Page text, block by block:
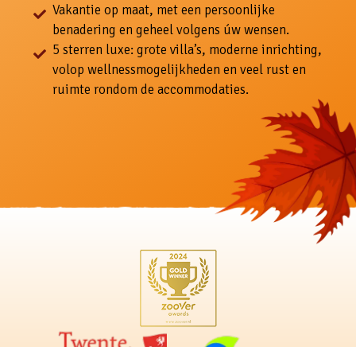
Vakantie op maat, met een persoonlijke
benadering en geheel volgens úw wensen.
5 sterren luxe: grote villa’s, moderne inrichting,
volop wellnessmogelijkheden en veel rust en
ruimte rondom de accommodaties.